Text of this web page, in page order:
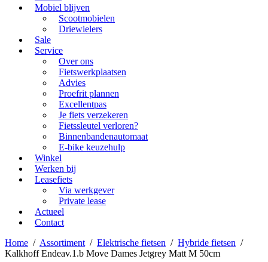
Mobiel blijven
Scootmobielen
Driewielers
Sale
Service
Over ons
Fietswerkplaatsen
Advies
Proefrit plannen
Excellentpas
Je fiets verzekeren
Fietssleutel verloren?
Binnenbandenautomaat
E-bike keuzehulp
Winkel
Werken bij
Leasefiets
Via werkgever
Private lease
Actueel
Contact
Home / Assortiment / Elektrische fietsen / Hybride fietsen /
Kalkhoff Endeav.1.b Move Dames Jetgrey Matt M 50cm